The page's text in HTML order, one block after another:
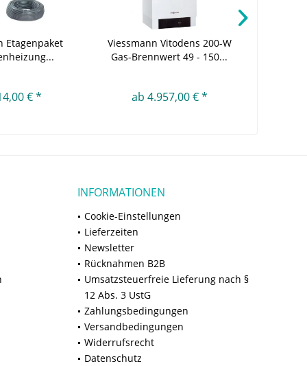
Etagenpaket
€ *
Viessmann Vitodens 200-W
Gas-Brennwert 49 - 150...
ab 4.957,00 € *
INFORMATIONEN
Cookie-Einstellungen
Lieferzeiten
Newsletter
Rücknahmen B2B
Umsatzsteuerfreie Lieferung nach §
12 Abs. 3 UstG
Zahlungsbedingungen
Versandbedingungen
Widerrufsrecht
Datenschutz